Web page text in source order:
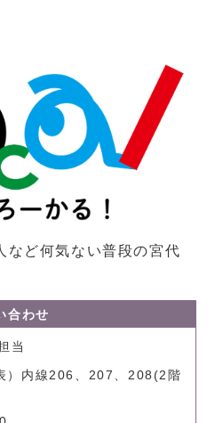
など何気ない普段の宮代
合わせ
当
内線206、207、208(2階